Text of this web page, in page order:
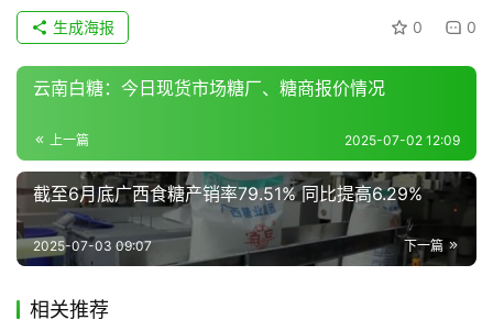
0 0
生成海报
云南白糖：今日现货市场糖厂、糖商报价情况
上一篇 2025-07-02 12:09
截至6月底广西食糖产销率79.51% 同比提高6.29%
下一篇
2025-07-03 09:07
相关推荐